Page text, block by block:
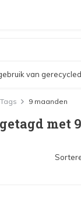
van
Tags 9 maanden
met